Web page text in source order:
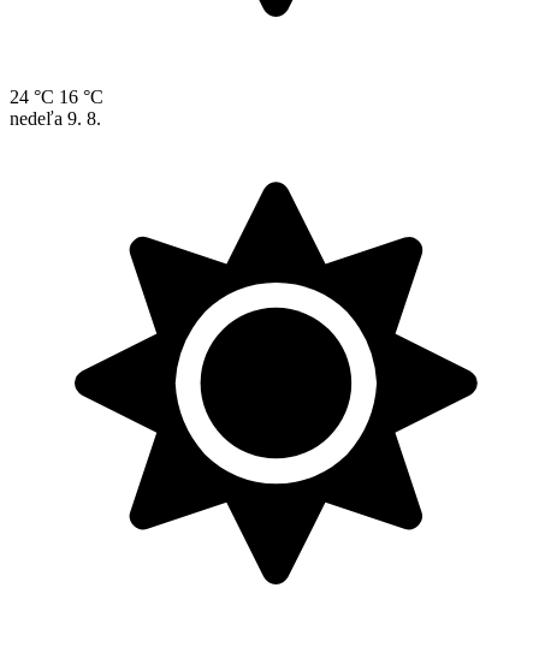
24 °C 16 °C
nedeľa 9. 8.